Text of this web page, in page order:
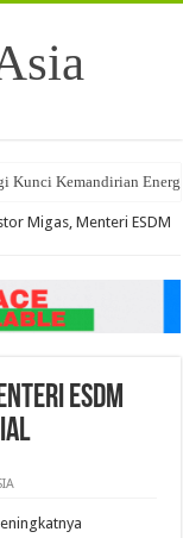
Kunci Kemandirian
Migas, Menteri ESDM
ESDM